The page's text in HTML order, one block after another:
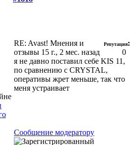
RE: Avast! Мнения и
отзывы 15 г., 2 мес. назад
Репутация:
0
я не давно поставил себе KIS 11,
по сравнению с CRYSTAL,
оперативы жрет меньше, так что
меня устраивает
Сообщение модератору